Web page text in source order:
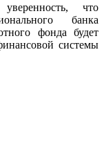
что
банка
фонда будет
системы